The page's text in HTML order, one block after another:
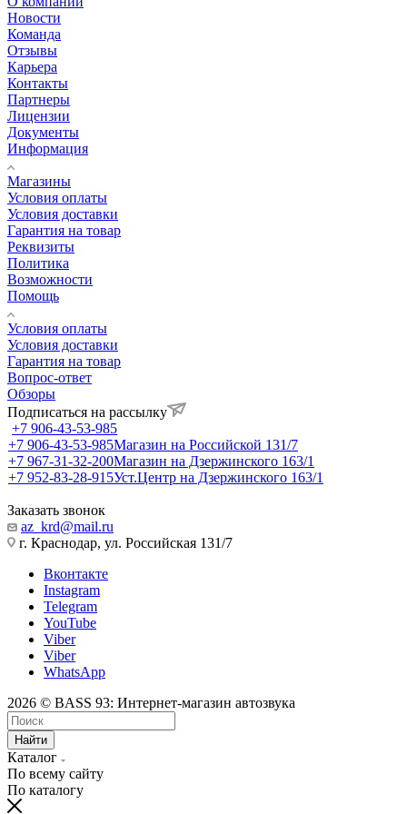
Новости
Команда
Отзывы
Карьера
Контакты
Партнеры
Лицензии
Документы
Информация
Магазины
Условия оплаты
Условия доставки
Гарантия на товар
Реквизиты
Политика
Возможности
Помощь
Условия оплаты
Условия доставки
Гарантия на товар
Вопрос-ответ
Обзоры
Подписаться на рассылку
+7 906-43-53-985
+7 906-43-53-985Магазин на Российской 131/7
+7 967-31-32-200Магазин на Дзержинского 163/1
+7 952-83-28-915Уст.Центр на Дзержинского 163/1
Заказать звонок
az_krd@mail.ru
г. Краснодар, ул. Российская 131/7
Вконтакте
Instagram
Telegram
YouTube
Viber
Viber
WhatsApp
2026 © BASS 93: Интернет-магазин автозвука
Найти
Каталог
По всему сайту
По каталогу